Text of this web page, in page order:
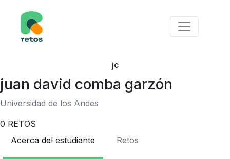
jc
juan david comba garzón
Universidad de los Andes
0 RETOS
Acerca del estudiante
Retos